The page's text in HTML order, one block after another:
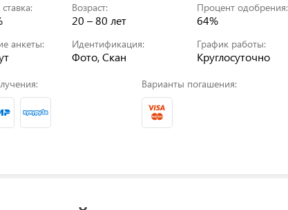
Возраст:
20 – 80 лет
Процент одобрения:
64%
анкеты: Идентификация:
Фото, Скан
График работы:
Круглосуточно
Варианты погашения: